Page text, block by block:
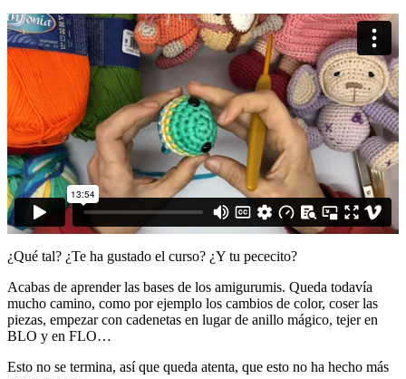
¿Qué tal? ¿Te ha gustado el curso? ¿Y tu pececito?
Acabas de aprender las bases de los amigurumis. Queda todavía
mucho camino, como por ejemplo los cambios de color, coser las
piezas, empezar con cadenetas en lugar de anillo mágico, tejer en
BLO y en FLO…
Esto no se termina, así que queda atenta, que esto no ha hecho más